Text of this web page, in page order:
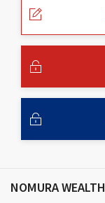
NOMURA